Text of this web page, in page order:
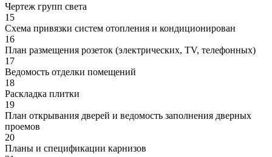
Чертеж групп света
15
Схема привязки систем отопления и кондиционирован
16
План размещения розеток (электрических, TV, телефонных)
17
Ведомость отделки помещений
18
Раскладка плитки
19
План открывания дверей и ведомость заполнения дверных
проемов
20
Планы и спецификации карнизов